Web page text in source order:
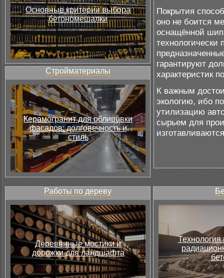
Основные критерии выбора
бетономешалки
Стройматериалы
Керамогранит для облицовки
фасадов: долговечность и
стиль
Покрытия
оно не боится
оснащённой
технологически
гарантируют
характеристик
К важным
экологию, ибо
утилизацию
сырьем для
Работы по дереву
Деревянные мостики и
дорожки для ландшафта
Технология